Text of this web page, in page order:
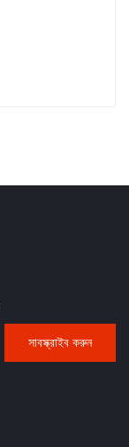
সাবস্ক্রাইব করুন